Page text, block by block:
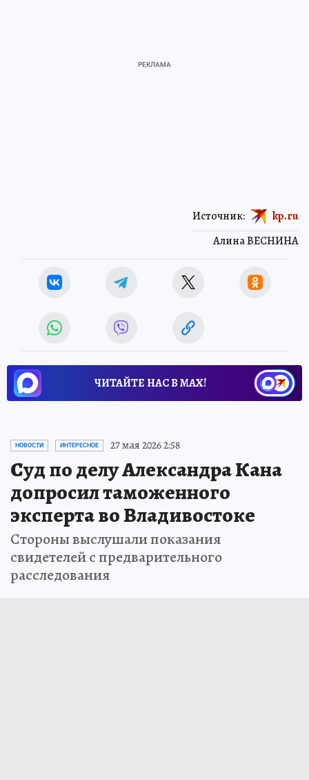
Алина ВЕСНИНА
Источник: kp.ru
ЧИТАЙТЕ НАС В МАХ!
НОВОСТИ ИНТЕРЕСНОЕ 27 мая 2026 2:58
Суд по делу Александра Кана
допросил таможенного
эксперта во Владивостоке
Стороны выслушали показания
свидетелей с предварительного
расследования